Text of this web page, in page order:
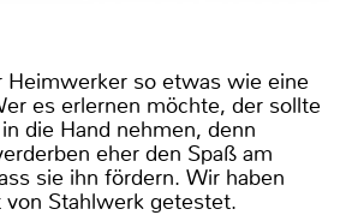
so etwas wie eine
es erlernen möchte, der sollte
die Hand nehmen, denn
eher den Spaß am
sie ihn fördern. Wir haben
von Stahlwerk getestet.